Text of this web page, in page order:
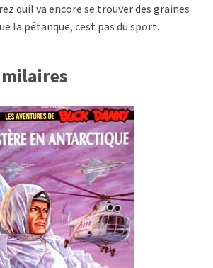
quil va encore se trouver des graines
la pétanque, cest pas du sport.